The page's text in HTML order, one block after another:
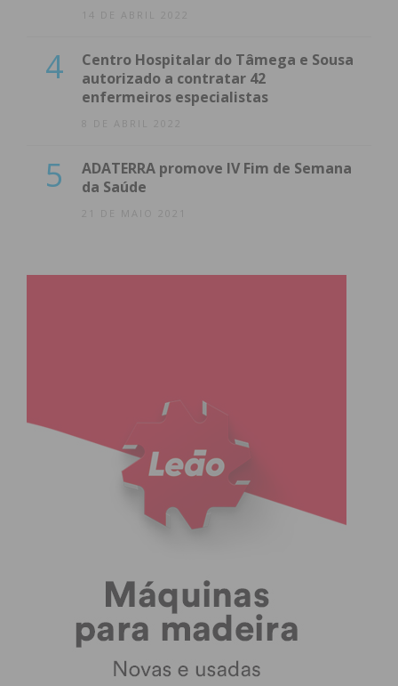
14 DE ABRIL 2022
4
Centro Hospitalar do Tâmega e Sousa
autorizado a contratar 42
enfermeiros especialistas
8 DE ABRIL 2022
5
ADATERRA promove IV Fim de Semana
da Saúde
21 DE MAIO 2021